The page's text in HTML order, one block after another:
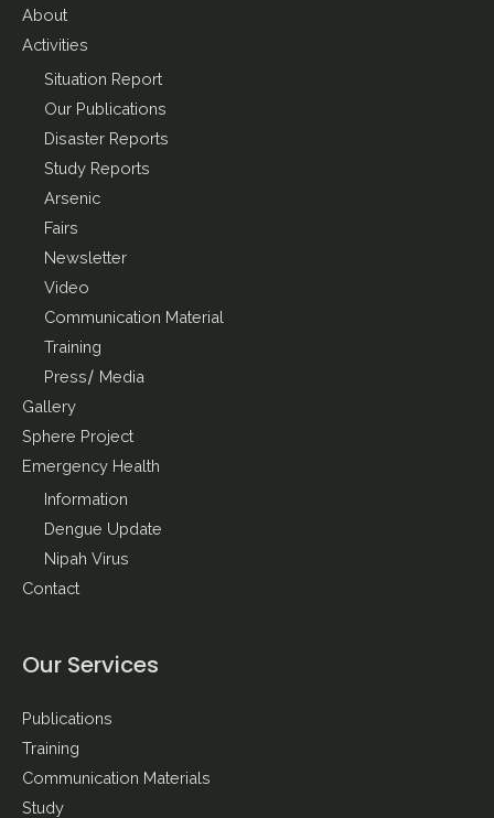
About
Activities
Situation Report
Our Publications
Disaster Reports
Study Reports
Arsenic
Fairs
Newsletter
Video
Communication Material
Training
Press/ Media
Gallery
Sphere Project
Emergency Health
Information
Dengue Update
Nipah Virus
Contact
Our Services
Publications
Training
Communication Materials
Study